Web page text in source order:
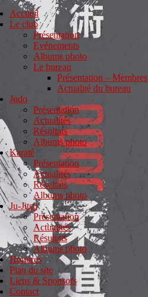
Accueil
Le club
Présentation
Evénements
Albums photo
Le bureau
Présentation – Membres
Actualité du bureau
Judo
Présentation
Actualités
Résultats
Albums photo
Karaté
Présentation
Actualités
Résultats
Albums photo
Ju-Jitsu
Présentation
Actualités
Résultats
Albums photo
Horaires
Plan du site
Liens & Sponsors
Contact